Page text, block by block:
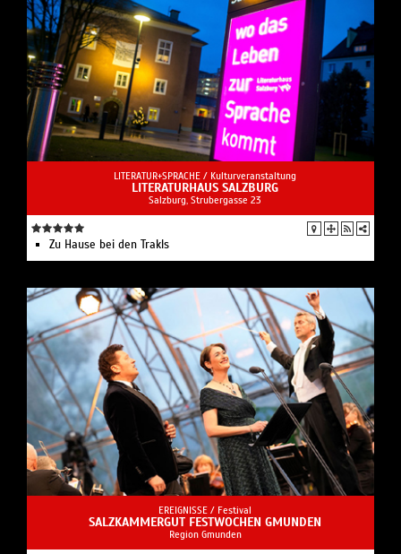
LITERATUR+SPRACHE / Kulturveranstaltung
LITERATURHAUS SALZBURG
Salzburg, Strubergasse 23
Zu Hause bei den Trakls
EREIGNISSE / Festival
SALZKAMMERGUT FESTWOCHEN GMUNDEN
Region Gmunden